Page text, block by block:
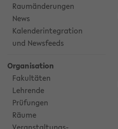
Raumänderungen
News
Kalenderintegration
und Newsfeeds
Organisation
Fakultäten
Lehrende
Prüfungen
Räume